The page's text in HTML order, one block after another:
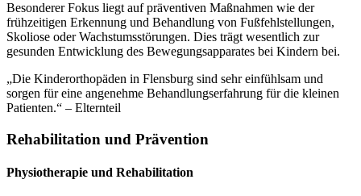
Besonderer Fokus liegt auf präventiven Maßnahmen wie der
frühzeitigen Erkennung und Behandlung von Fußfehlstellungen,
Skoliose oder Wachstumsstörungen. Dies trägt wesentlich zur
gesunden Entwicklung des Bewegungsapparates bei Kindern bei.
„Die Kinderorthopäden in Flensburg sind sehr einfühlsam und
sorgen für eine angenehme Behandlungserfahrung für die kleinen
Patienten.“ – Elternteil
Rehabilitation und Prävention
Physiotherapie und Rehabilitation